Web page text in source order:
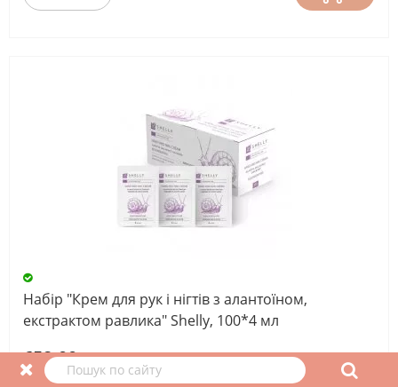
Набір "Крем для рук і нігтів з алантоїном,
екстрактом равлика" Shelly, 100*4 мл
658.00 грн.